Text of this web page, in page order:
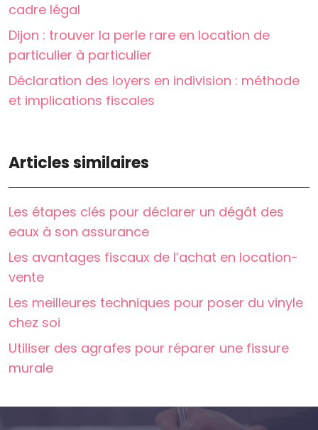
cadre légal
Dijon : trouver la perle rare en location de
particulier à particulier
Déclaration des loyers en indivision : méthode
et implications fiscales
Articles similaires
Les étapes clés pour déclarer un dégât des
eaux à son assurance
Les avantages fiscaux de l’achat en location-
vente
Les meilleures techniques pour poser du vinyle
chez soi
Utiliser des agrafes pour réparer une fissure
murale